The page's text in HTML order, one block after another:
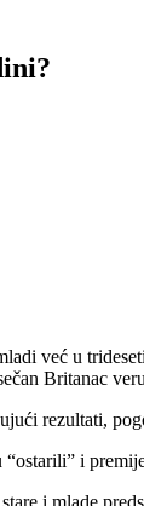
već u
Britanac
rezultati,
“ostarili” i
i mlade